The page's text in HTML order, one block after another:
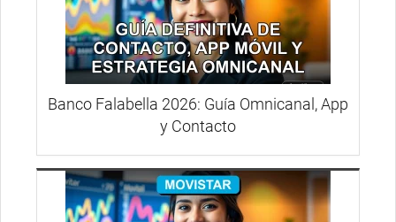
Banco Falabella 2026: Guía Omnicanal, App
y Contacto